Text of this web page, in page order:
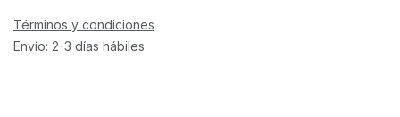
Términos y condiciones
Envío: 2-3 días hábiles